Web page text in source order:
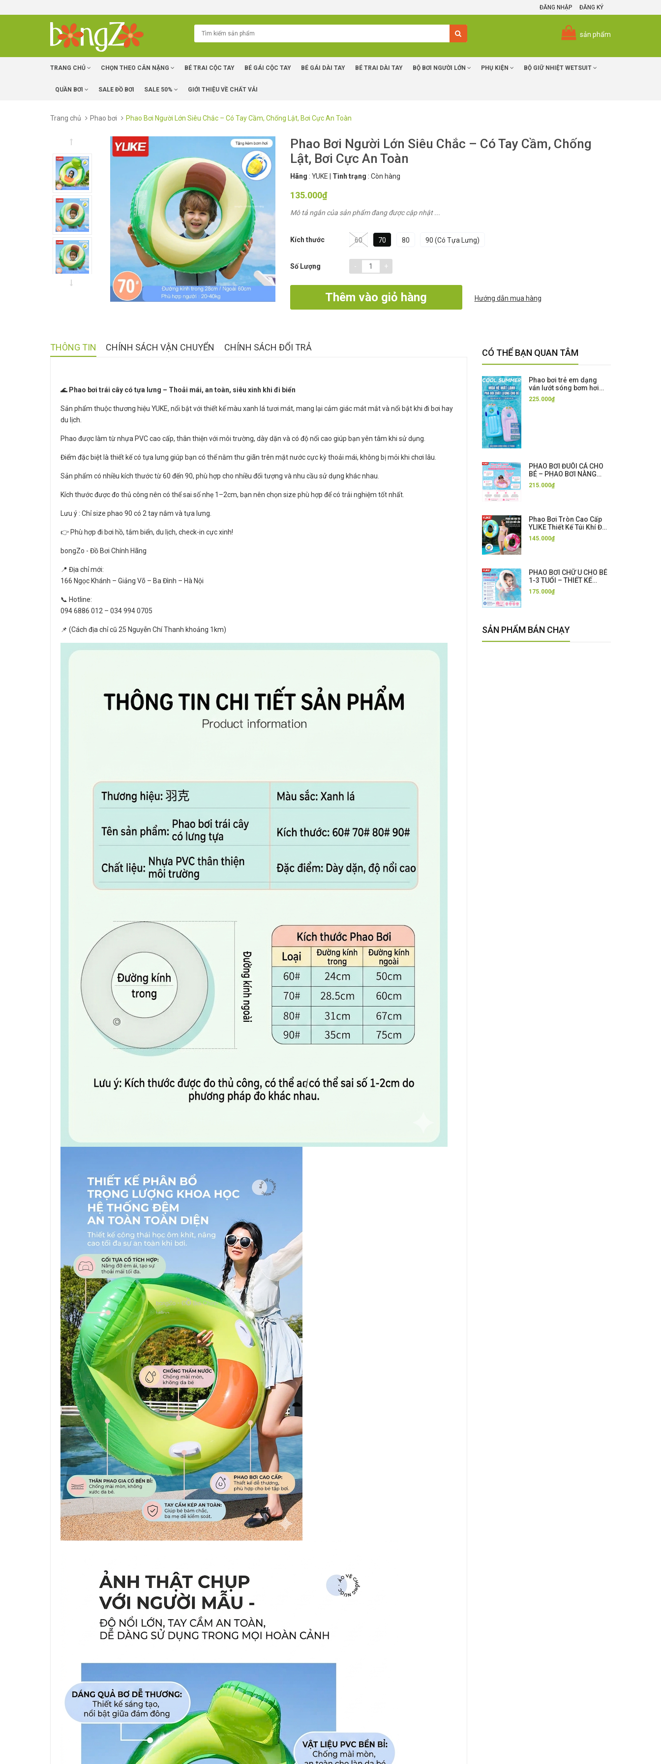
ĐĂNG NHẬP ĐĂNG KÝ
sản phẩm
TRANG CHỦ CHỌN THEO CÂN NẶNG BÉ TRAI CỘC TAY BÉ GÁI CỘC TAY BÉ GÁI DÀI TAY BÉ TRAI DÀI TAY BỘ BƠI NGƯỜI LỚN PHỤ KIỆN BỘ GIỮ NHIỆT WETSUIT
QUẦN BƠI SALE ĐỒ BƠI SALE 50% GIỚI THIỆU VỀ CHẤT VẢI
Trang chủ Phao bơi Phao Bơi Người Lớn Siêu Chắc – Có Tay Cầm, Chống Lật, Bơi Cực An Toàn
Phao Bơi Người Lớn Siêu Chắc – Có Tay Cầm, Chống
Lật, Bơi Cực An Toàn
Hãng : YUKE Tình trạng : Còn hàng
135.000₫
Mô tả ngắn của sản phẩm đang được cập nhật ...
Kích thước 60 70 80 90 (có Tựa Lưng)
Số Lượng - +
Thêm vào giỏ hàng Hướng dẫn mua hàng
THÔNG TIN CHÍNH SÁCH VẬN CHUYỂN CHÍNH SÁCH ĐỔI TRẢ
🌊 Phao bơi trái cây có tựa lưng – Thoải mái, an toàn, siêu xinh khi đi biển
Sản phẩm thuộc thương hiệu YUKE, nổi bật với thiết kế màu xanh lá tươi mát, mang lại cảm giác mát mắt và nổi bật khi đi bơi hay
du lịch.
Phao được làm từ nhựa PVC cao cấp, thân thiện với môi trường, dày dặn và có độ nổi cao giúp bạn yên tâm khi sử dụng.
Điểm đặc biệt là thiết kế có tựa lưng giúp bạn có thể nằm thư giãn trên mặt nước cực kỳ thoải mái, không bị mỏi khi chơi lâu.
Sản phẩm có nhiều kích thước từ 60 đến 90, phù hợp cho nhiều đối tượng và nhu cầu sử dụng khác nhau.
Kích thước được đo thủ công nên có thể sai số nhẹ 1–2cm, bạn nên chọn size phù hợp để có trải nghiệm tốt nhất.
Lưu ý : Chỉ size phao 90 có 2 tay nắm và tựa lưng.
👉 Phù hợp đi bơi hồ, tắm biển, du lịch, check-in cực xinh!
bongZo - Đồ Bơi Chính Hãng
📍 Địa chỉ mới:
166 Ngọc Khánh – Giảng Võ – Ba Đình – Hà Nội
📞 Hotline:
094 6886 012 – 034 994 0705
📌 (Cách địa chỉ cũ 25 Nguyễn Chí Thanh khoảng 1km)
CÓ THỂ BẠN QUAN TÂM
Phao bơi trẻ em dạng
ván lướt sóng bơm hơi
có tay cầm – dày dặn,
tập bơi & chơi nước cho
225.000₫
PHAO BƠI ĐUÔI CÁ CHO
BÉ – PHAO BƠI NÀNG
TIÊN CÁ CAO CẤP
215.000₫
Phao Bơi Tròn Cao Cấp
YLIKE Thiết Kế Túi Khí Đôi
An Toàn Chống Lật Cho
Người Lớn - Tặng Kèm
145.000₫
PHAO BƠI CHỮ U CHO BÉ
1-3 TUỔI – THIẾT KẾ
CHỐNG LẬT, TẬP BƠI AN
TOÀN
175.000₫
SẢN PHẨM BÁN CHẠY